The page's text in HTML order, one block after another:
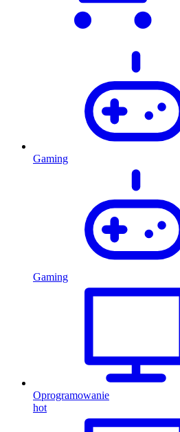
Gaming
Gaming
Oprogramowanie
hot